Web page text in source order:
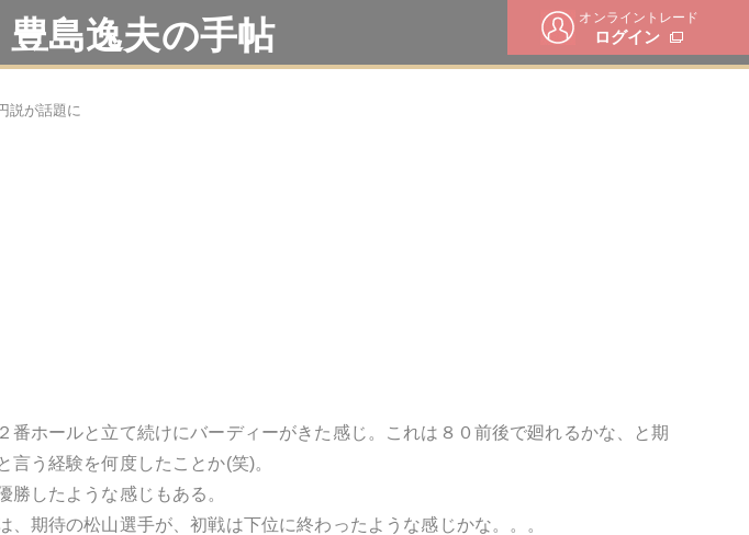
オンライントレード
ログイン
豊島逸夫の手帖
説が話題に
ホールと立て続けにバーディーがきた感じ。これは８０前後で廻れるかな、と期
う経験を何度したことか(笑)。
したような感じもある。
期待の松山選手が、初戦は下位に終わったような感じかな。。。